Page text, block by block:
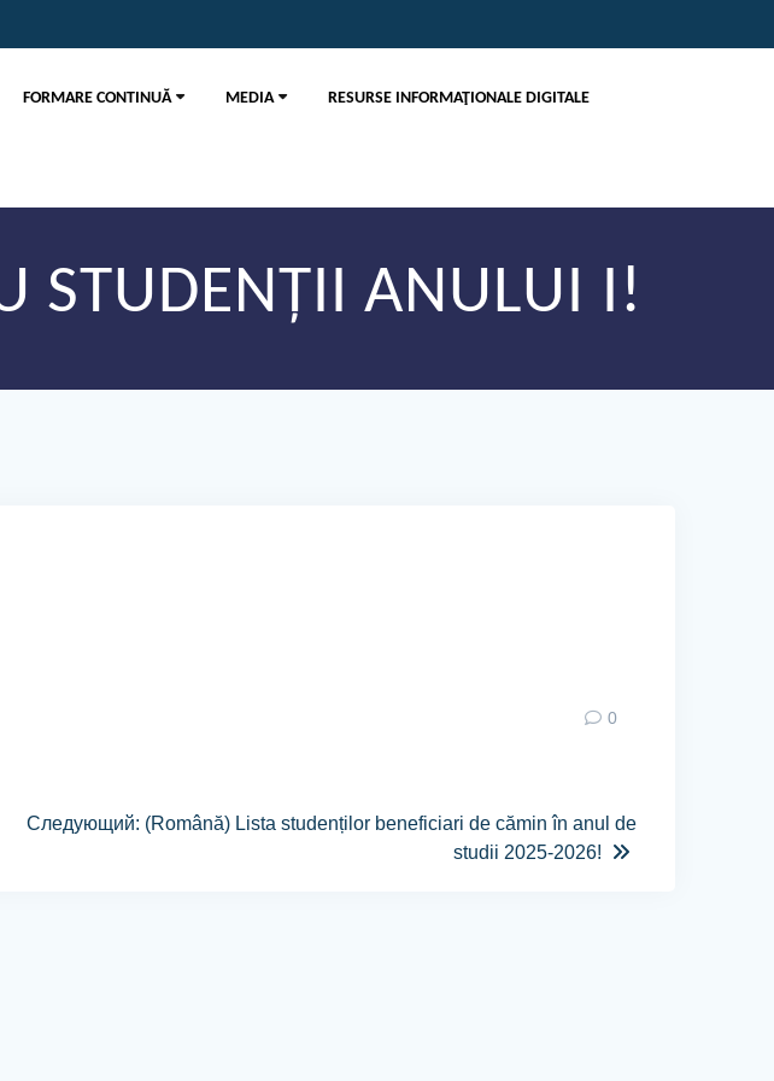
FORMARE CONTINUĂ MEDIA RESURSE INFORMAŢIONALE DIGITALE
STUDENȚII ANULUI I!
0
Следующий: (Română) Lista studenților beneficiari de cămin în anul de
studii 2025-2026!